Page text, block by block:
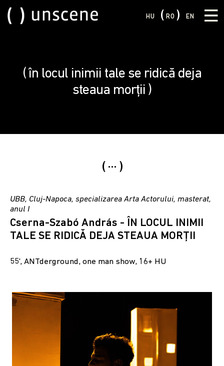
HU RO EN
în locul inimii tale se ridică deja
steaua morții
...
UBB, Cluj-Napoca, specializarea Arta Actorului, masterat,
anul I
Cserna-Szabó András - ÎN LOCUL INIMII
TALE SE RIDICĂ DEJA STEAUA MORȚII
55', ANTderground, one man show, 16+ HU